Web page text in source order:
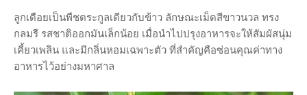
ลูกเดือยเป็นพืชตระกูลเดียวกับข้าว ลักษณะเม็ดสีขาวนวล ทรง
กลมรี รสชาติออกมันเล็กน้อย เมื่อนำไปปรุงอาหารจะให้สัมผัสนุ่ม
เคี้ยวเพลิน และมีกลิ่นหอมเฉพาะตัว ที่สำคัญคือซ่อนคุณค่าทาง
อาหารไว้อย่างมหาศาล